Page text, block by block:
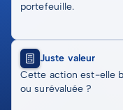
portefeuille.
Juste valeur
Cette action est-elle
ou surévaluée ?